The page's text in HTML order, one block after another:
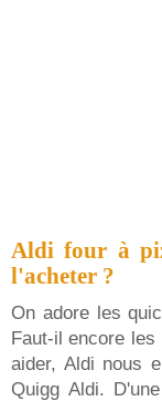
Aldi four à
l'acheter ?
On adore les
Faut-il encore
aider, Aldi nous
Quigg Aldi.